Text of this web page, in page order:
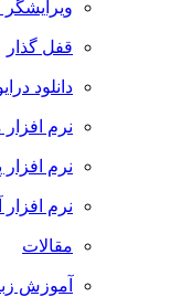
ویرایشگر
قفل گذار
دانلود
نرم
نرم افزار
نرم
مقالات
آموزش